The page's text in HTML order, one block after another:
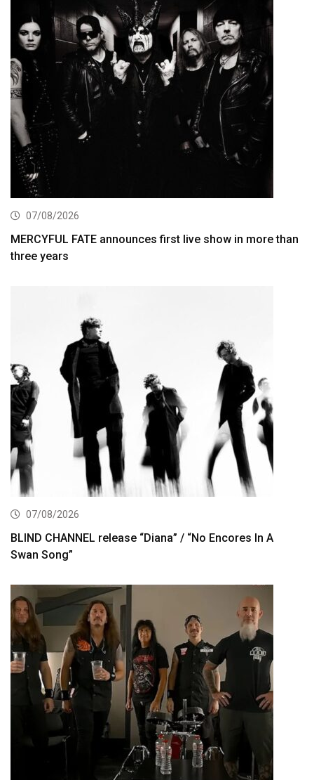
07/08/2026
MERCYFUL FATE announces first live show in more than
three years
07/08/2026
BLIND CHANNEL release “Diana” / “No Encores In A
Swan Song”